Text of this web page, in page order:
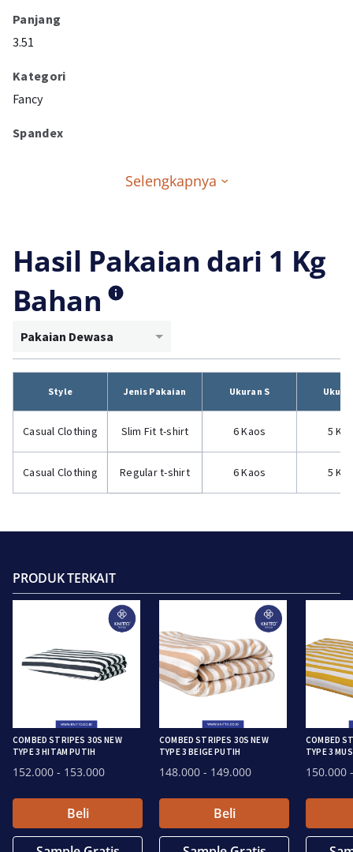
Panjang
3.51
Kategori
Fancy
Spandex
Selengkapnya
Hasil Pakaian dari 1 Kg
Bahan
Pakaian Dewasa
Style Jenis Pakaian Ukuran S
Casual Clothing Slim Fit t-shirt 6 Kaos 5
Casual Clothing Regular t-shirt 6 Kaos 5
PRODUK TERKAIT
COMBED STRIPES 30S NEW
TYPE 3 HITAM PUTIH
152.000 - 153.000
Beli
COMBED STRIPES 30S NEW
TYPE 3 BEIGE PUTIH
148.000 - 149.000
Beli
COMBED
TYPE 3
150.000